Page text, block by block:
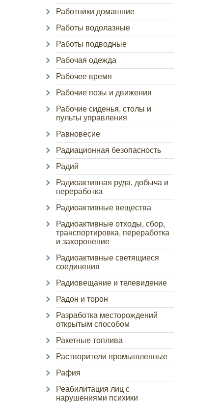
Работники домашние
Работы водолазные
Работы подводные
Рабочая одежда
Рабочее время
Рабочие позы и движения
Рабочие сиденья, столы и
пульты управления
Равновесие
Радиационная безопасность
Радий
Радиоактивная руда, добыча и
переработка
Радиоактивные вещества
Радиоактивные отходы, сбор,
транспортировка, переработка
и захоронение
Радиоактивные светящиеся
соединения
Радиовещание и телевидение
Радон и торон
Разработка месторождений
открытым способом
Ракетные топлива
Растворители промышленные
Рафия
Реабилитация лиц с
нарушениями психики